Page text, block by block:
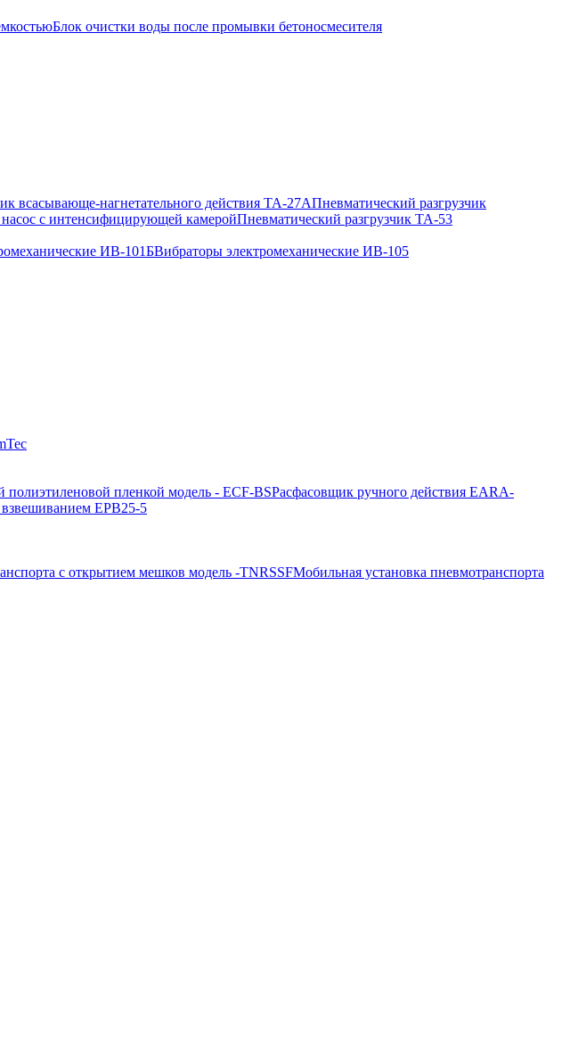
Блок очистки воды после промывки бетоносмесителя
всасывающе-нагнетательного действия ТА-27АПневматический разгрузчик
с интенсифицирующей камеройПневматический разгрузчик ТА-53
ИВ-101БВибраторы электромеханические ИВ-105
пленкой модель - ECF-BSРасфасовщик ручного действия EARA-
взвешиванием ЕРВ25-5
с открытием мешков модель -TNRSSFМобильная установка пневмотранспорта